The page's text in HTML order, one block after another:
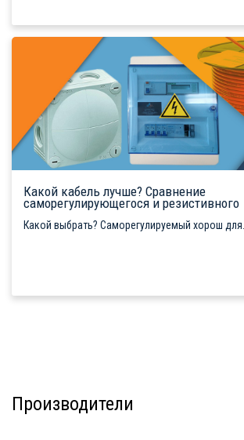
Какой кабель лучше? Сравнение
саморегулирующегося и резистивного
Какой выбрать? Саморегулируемый хорош для...
Производители